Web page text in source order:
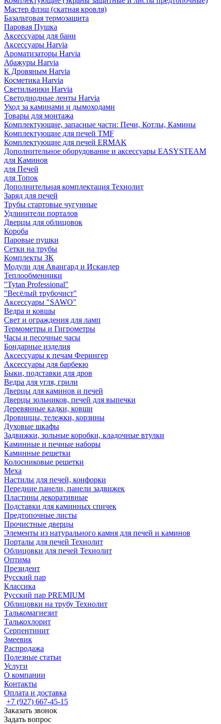
Мастер флэш (скатная кровля)
Базальтовая термозащита
Паровая Пушка
Аксессуары для бани
Аксессуары Harvia
Ароматизаторы Harvia
Абажуры Harvia
К Дровяным Harvia
Косметика Harvia
Светильники Harvia
Светодиодные ленты Harvia
Уход за каминами и дымоходами
Товары для монтажа
Комплектующие, запасные части: Печи, Котлы, Камины
Комплектующие для печей TMF
Комплектующие для печей ERMAK
Дополнительное оборудование и аксессуары EASYSTEAM
для Каминов
для Печей
для Топок
Дополнительная комплектация Технолит
Заряд для печей
Трубы стартовые чугунные
Удлинители порталов
Дверцы для облицовок
Короба
Паровые пушки
Сетки на трубы
Комплекты ЗК
Модули для Авангард и Искандер
Теплообменники
"Tytan Professional"
"Весёлый трубочист"
Аксессуары "SAWO"
Ведра и ковшы
Свет и ограждения для ламп
Термометры и Гигрометры
Часы и песочные часы
Бондарные изделия
Аксессуары к печам Ферингер
Аксессуары для барбекю
Быки, подставки для дров
Ведра для угля, грили
Дверцы для каминов и печей
Дверцы зольников, печей для выпечки
Деревянные кадки, ковши
Дровницы, тележки, корзины
Духовые шкафы
Задвижки, зольные коробки, кладочные втулки
Каминные и печные наборы
Каминные решетки
Колосниковые решетки
Меха
Настилы для печей, конфорки
Передние панели, панели задвижек
Пластины декоративные
Подставки для каминных спичек
Предтопочные листы
Прочистные дверцы
Элементы из натурального камня для печей и каминов
Порталы для печей Технолит
Облицовки для печей Технолит
Оптима
Президент
Русский пар
Классика
Русский пар PREMIUM
Облицовки на трубу Технолит
Талькомагнезит
Талькохлорит
Серпентинит
Змеевик
Распродажа
Полезные статьи
Услуги
О компании
Контакты
Оплата и доставка
+7 (927) 667-45-15
Заказать звонок
Задать вопрос